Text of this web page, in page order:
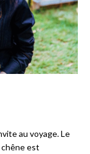
au voyage. Le
est